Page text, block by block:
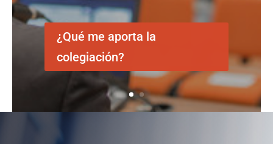
¿Qué me aporta la
colegiación?